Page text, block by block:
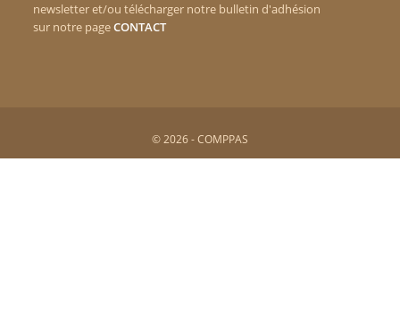
newsletter et/ou télécharger notre bulletin d'adhésion
sur notre pageCONTACT
© 2026 - COMPPAS